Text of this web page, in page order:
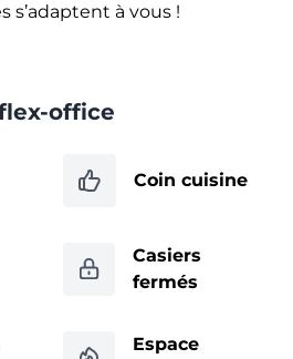
s’adaptent à vous !
office
Coin cuisine
Casiers
fermés
Espace